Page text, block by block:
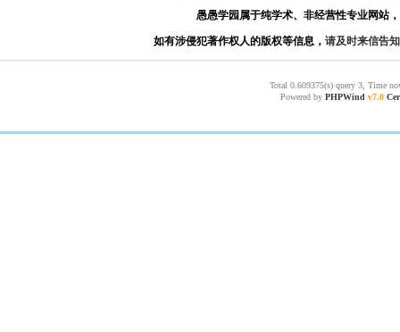
愚愚学园属于纯学术、非经营性专业网站
如有涉侵犯著作权人的版权等信息， 请及时来信告知
Total 0.609375(s) query 3, Time
Powered by PHPWind v7.0